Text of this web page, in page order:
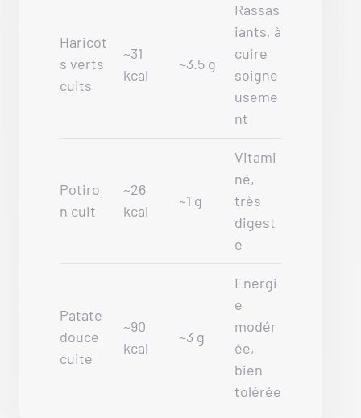
Haricot
s verts
cuits
~31
kcal
~3.5 g
Rassas
iants, à
cuire
soigne
useme
nt
Potiro
n cuit
~26
kcal
~1 g
Vitami
né,
très
digest
e
Patate
douce
cuite
~90
kcal
~3 g
Energi
e
modér
ée,
bien
tolérée